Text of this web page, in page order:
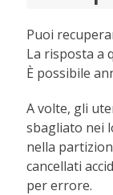
Puoi
La risposta a
È possibile
A volte, gli
sbagliato nei
nella
cancellati
per errore.